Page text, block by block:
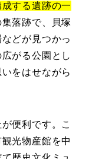
する遺跡の一
落跡で、貝塚
どが見つかっ
がる公園とし
をはせながら
便利です。こ
光物産館を中